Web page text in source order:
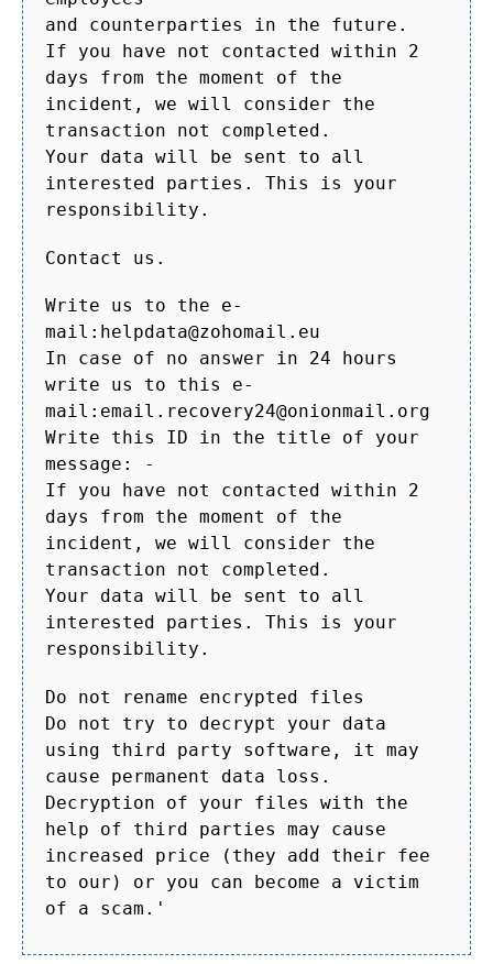
and counterparties in the future.
If you have not contacted within 2
days from the moment of the
incident, we will consider the
transaction not completed.
Your data will be sent to all
interested parties. This is your
responsibility.
Contact us.
Write us to the e-
mail:helpdata@zohomail.eu
In case of no answer in 24 hours
write us to this e-
mail:email.recovery24@onionmail.org
Write this ID in the title of your
message: -
If you have not contacted within 2
days from the moment of the
incident, we will consider the
transaction not completed.
Your data will be sent to all
interested parties. This is your
responsibility.
Do not rename encrypted files
Do not try to decrypt your data
using third party software, it may
cause permanent data loss.
Decryption of your files with the
help of third parties may cause
increased price (they add their fee
to our) or you can become a victim
of a scam.'